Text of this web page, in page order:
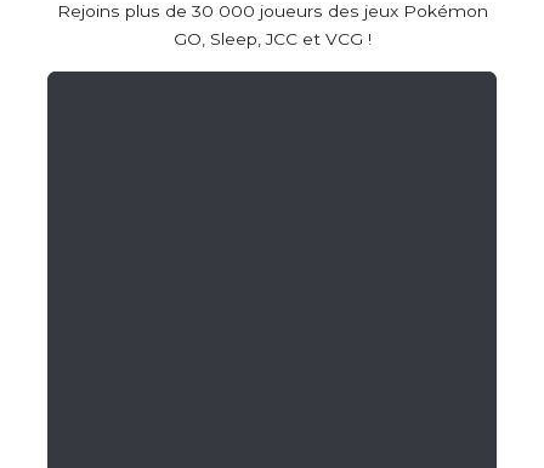
Rejoins plus de 30 000 joueurs des jeux Pokémon
GO, Sleep, JCC et VCG !